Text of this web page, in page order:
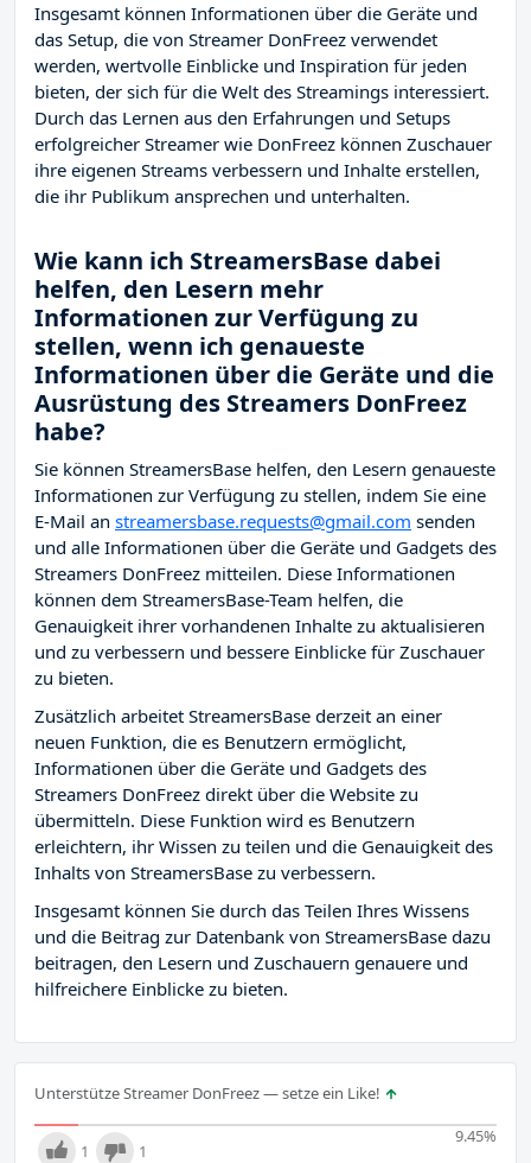
Insgesamt können Informationen über die Geräte und
das Setup, die von Streamer DonFreez verwendet
werden, wertvolle Einblicke und Inspiration für jeden
bieten, der sich für die Welt des Streamings interessiert.
Durch das Lernen aus den Erfahrungen und Setups
erfolgreicher Streamer wie DonFreez können Zuschauer
ihre eigenen Streams verbessern und Inhalte erstellen,
die ihr Publikum ansprechen und unterhalten.
Wie kann ich StreamersBase dabei
helfen, den Lesern mehr
Informationen zur Verfügung zu
stellen, wenn ich genaueste
Informationen über die Geräte und die
Ausrüstung des Streamers DonFreez
habe?
Sie können StreamersBase helfen, den Lesern genaueste
Informationen zur Verfügung zu stellen, indem Sie eine
E-Mail an streamersbase.requests@gmail.com senden
und alle Informationen über die Geräte und Gadgets des
Streamers DonFreez mitteilen. Diese Informationen
können dem StreamersBase-Team helfen, die
Genauigkeit ihrer vorhandenen Inhalte zu aktualisieren
und zu verbessern und bessere Einblicke für Zuschauer
zu bieten.
Zusätzlich arbeitet StreamersBase derzeit an einer
neuen Funktion, die es Benutzern ermöglicht,
Informationen über die Geräte und Gadgets des
Streamers DonFreez direkt über die Website zu
übermitteln. Diese Funktion wird es Benutzern
erleichtern, ihr Wissen zu teilen und die Genauigkeit des
Inhalts von StreamersBase zu verbessern.
Insgesamt können Sie durch das Teilen Ihres Wissens
und die Beitrag zur Datenbank von StreamersBase dazu
beitragen, den Lesern und Zuschauern genauere und
hilfreichere Einblicke zu bieten.
Unterstütze Streamer DonFreez — setze ein Like!
9.45%
1 1